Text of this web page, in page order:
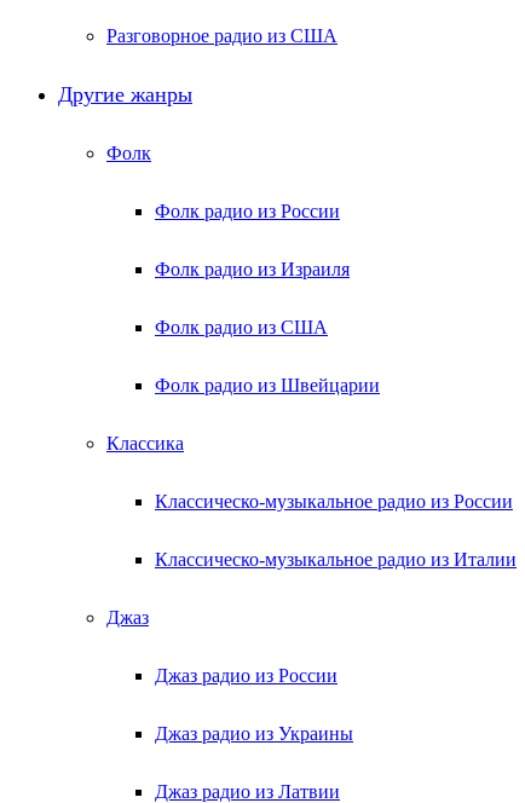
Разговорное радио из США
Другие жанры
Фолк
Фолк радио из России
Фолк радио из Израиля
Фолк радио из США
Фолк радио из Швейцарии
Классика
Классическо-музыкальное радио из России
Классическо-музыкальное радио из Италии
Джаз
Джаз радио из России
Джаз радио из Украины
Джаз радио из Латвии